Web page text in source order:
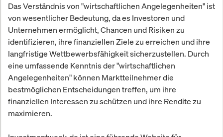
Das Verständnis von "wirtschaftlichen Angelegenheiten" ist
von wesentlicher Bedeutung, da es Investoren und
Unternehmen ermöglicht, Chancen und Risiken zu
identifizieren, ihre finanziellen Ziele zu erreichen und ihre
langfristige Wettbewerbsfähigkeit sicherzustellen. Durch
eine umfassende Kenntnis der "wirtschaftlichen
Angelegenheiten" können Marktteilnehmer die
bestmöglichen Entscheidungen treffen, um ihre
finanziellen Interessen zu schützen und ihre Rendite zu
maximieren.